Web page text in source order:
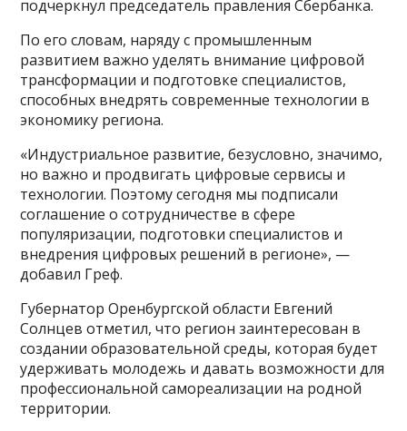
подчеркнул председатель правления Сбербанка.
По его словам, наряду с промышленным
развитием важно уделять внимание цифровой
трансформации и подготовке специалистов,
способных внедрять современные технологии в
экономику региона.
«Индустриальное развитие, безусловно, значимо,
но важно и продвигать цифровые сервисы и
технологии. Поэтому сегодня мы подписали
соглашение о сотрудничестве в сфере
популяризации, подготовки специалистов и
внедрения цифровых решений в регионе», —
добавил Греф.
Губернатор Оренбургской области Евгений
Солнцев отметил, что регион заинтересован в
создании образовательной среды, которая будет
удерживать молодежь и давать возможности для
профессиональной самореализации на родной
территории.